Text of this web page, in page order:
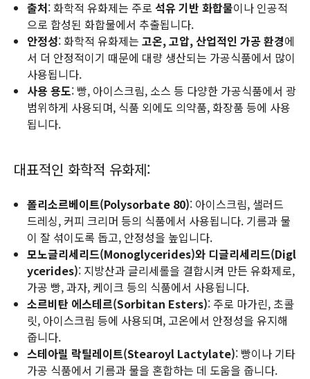
출처: 화학적 유화제는 주로 석유 기반 화합물이나 인공적
으로 합성된 화합물에서 추출됩니다.
안정성: 화학적 유화제는 고온, 고압, 산업적인 가공 환경에
서 더 안정적이기 때문에 대량 생산되는 가공식품에서 많이
사용됩니다.
사용 용도: 빵, 아이스크림, 소스 등 다양한 가공식품에서 광
범위하게 사용되며, 식품 외에도 의약품, 화장품 등에 사용
됩니다.
대표적인 화학적 유화제:
폴리소르베이트(Polysorbate 80): 아이스크림, 샐러드
드레싱, 커피 크리머 등의 식품에서 사용됩니다. 기름과 물
이 잘 섞이도록 돕고, 안정성을 높입니다.
모노글리세리드(Monoglycerides)와 디글리세리드(Digl
ycerides): 지방산과 글리세롤을 결합시켜 만든 유화제로,
가공 빵, 과자, 케이크 등의 식품에서 사용됩니다.
소르비탄 에스테르(Sorbitan Esters): 주로 마가린, 초콜
릿, 아이스크림 등에 사용되며, 고온에서 안정성을 유지해
줍니다.
스테아릴 락틸레이트(Stearoyl Lactylate): 빵이나 기타
가공 식품에서 기름과 물을 혼합하는 데 도움을 줍니다.